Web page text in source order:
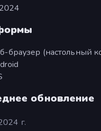
браузер (настольный
обновление
г.